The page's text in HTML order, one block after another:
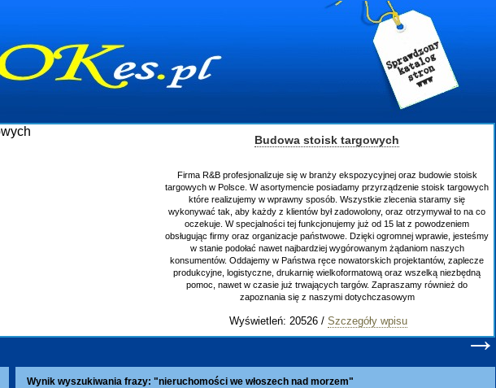
Budowa stoisk targowych
Firma R&B profesjonalizuje się w branży ekspozycyjnej oraz budowie stoisk
targowych w Polsce. W asortymencie posiadamy przyrządzenie stoisk targowych
które realizujemy w wprawny sposób. Wszystkie zlecenia staramy się
wykonywać tak, aby każdy z klientów był zadowolony, oraz otrzymywał to na co
oczekuje. W specjalności tej funkcjonujemy już od 15 lat z powodzeniem
obsługując firmy oraz organizacje państwowe. Dzięki ogromnej wprawie, jesteśmy
w stanie podołać nawet najbardziej wygórowanym żądaniom naszych
konsumentów. Oddajemy w Państwa ręce nowatorskich projektantów, zaplecze
produkcyjne, logistyczne, drukarnię wielkoformatową oraz wszelką niezbędną
pomoc, nawet w czasie już trwających targów. Zapraszamy również do
zapoznania się z naszymi dotychczasowym
Wyświetleń: 20526 / Szczegóły wpisu
→
Wynik wyszukiwania frazy: "nieruchomości we włoszech nad morzem"